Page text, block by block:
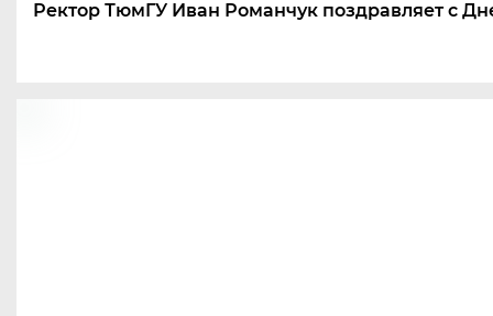
Ректор ТюмГУ Иван Романчук поздравляет с